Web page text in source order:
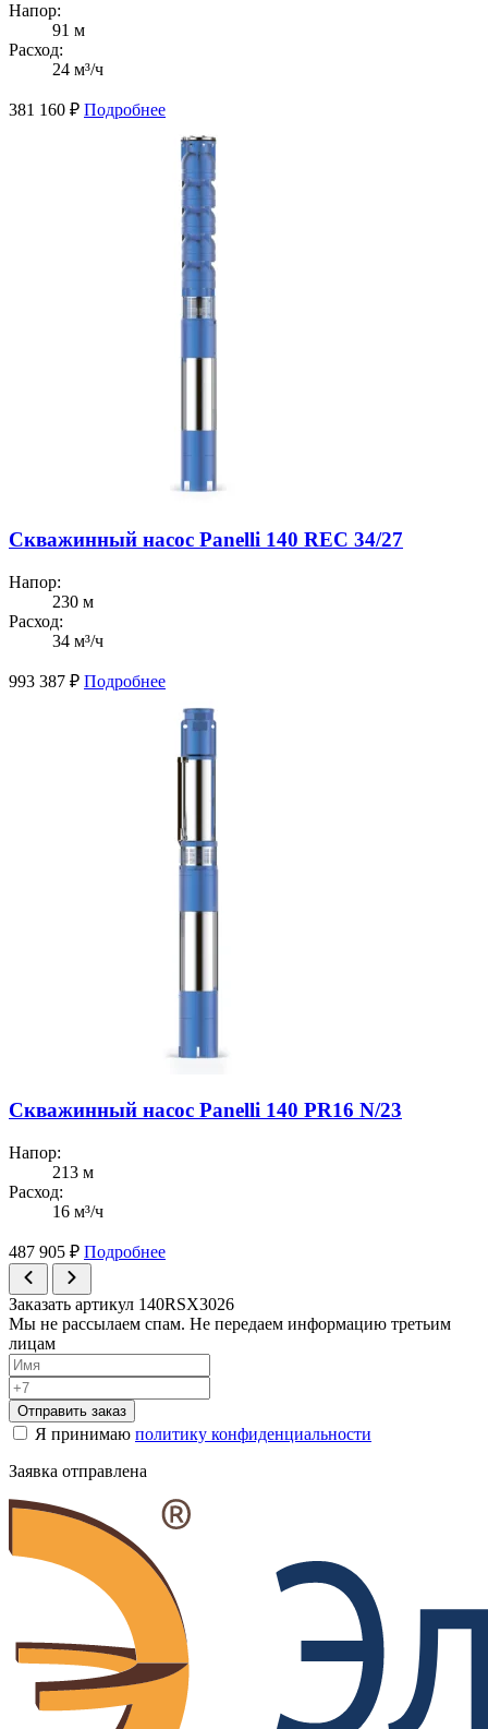
Напор:
91 м
Расход:
24 м³/ч
381 160 ₽ Подробнее
Скважинный насос Panelli 140 REC 34/27
Напор:
230 м
Расход:
34 м³/ч
993 387 ₽ Подробнее
Скважинный насос Panelli 140 PR16 N/23
Напор:
213 м
Расход:
16 м³/ч
487 905 ₽ Подробнее
Заказать артикул 140RSX3026
Мы не рассылаем спам. Не передаем информацию третьим
лицам
Отправить заказ
Я принимаю политику конфиденциальности
Заявка отправлена